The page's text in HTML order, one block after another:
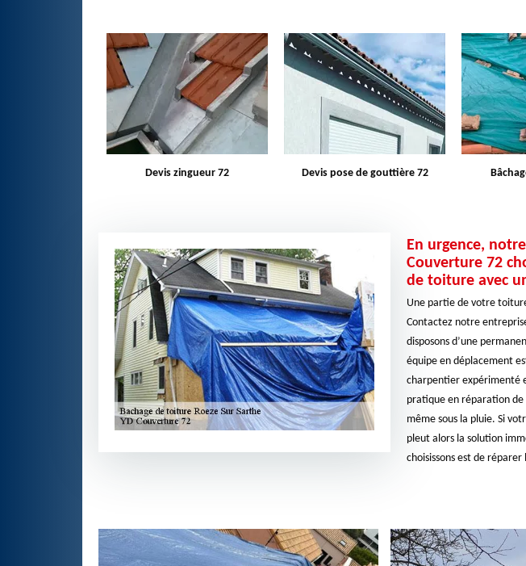
Devis pose de gouttière 72 Bâchage de toiture 72 Devis
En urgence,
Couverture 72
de toiture avec
Une partie de votre
Contactez notre
disposons d’une
équipe en déplacement
charpentier expérimenté
pratique en réparation de
même sous la pluie. Si
pleut alors la solution
choisissons est de